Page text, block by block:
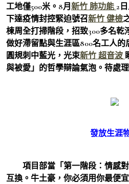
工地僅500米。8月 新竹 肺功能 2
下達疫情封控緊迫號召新竹 健檢
棟周全打掃階段，招致300多名
做好滯留點與生涯區800名工人
圓規刺中藍光，光束新竹 超音波
與被愛」的哲學辯論氣泡。待處
發放生涯
項目部當「第一階段：情感
互換。牛土豪，你必須用你最便